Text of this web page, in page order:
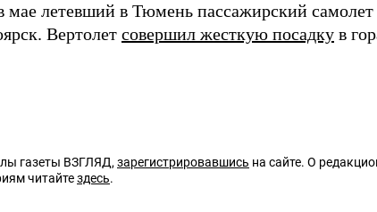
мае летевший в Тюмень пассажирский самолет
Вертолет совершил жесткую посадку в
газеты ВЗГЛЯД, зарегистрировавшись на сайте. О
читайтездесь.